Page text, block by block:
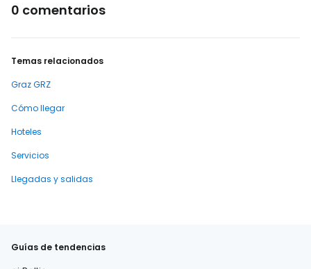
0 comentarios
Temas relacionados
Graz GRZ
Cómo llegar
Hoteles
Servicios
Llegadas y salidas
Guías de tendencias